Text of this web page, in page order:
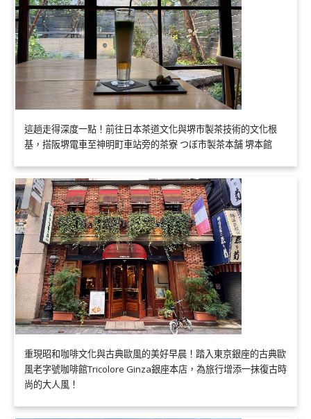
這趟走得深度一點！前往日本茶道文化與堺市製茶技術的文化根
基，搭阪堺電車至神明町車站旁的茶寮 つぼ市製茶本舗 堺本館
重現昭和咖啡文化與古典歐風的美好早晨！踏入東京銀座的古典歐
風老字號咖啡館Tricolore Ginza銀座本店，為旅行增添一抹復古時
尚的大人風！